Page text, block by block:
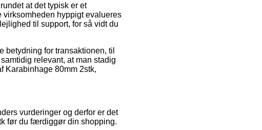
at det typisk er et
virksomheden hyppigt evalueres
til support, for så vidt du
betydning for transaktionen, til
relevant, at man stadig
Karabinhage 80mm 2stk,
vurderinger og derfor er det
før du færdiggør din shopping.